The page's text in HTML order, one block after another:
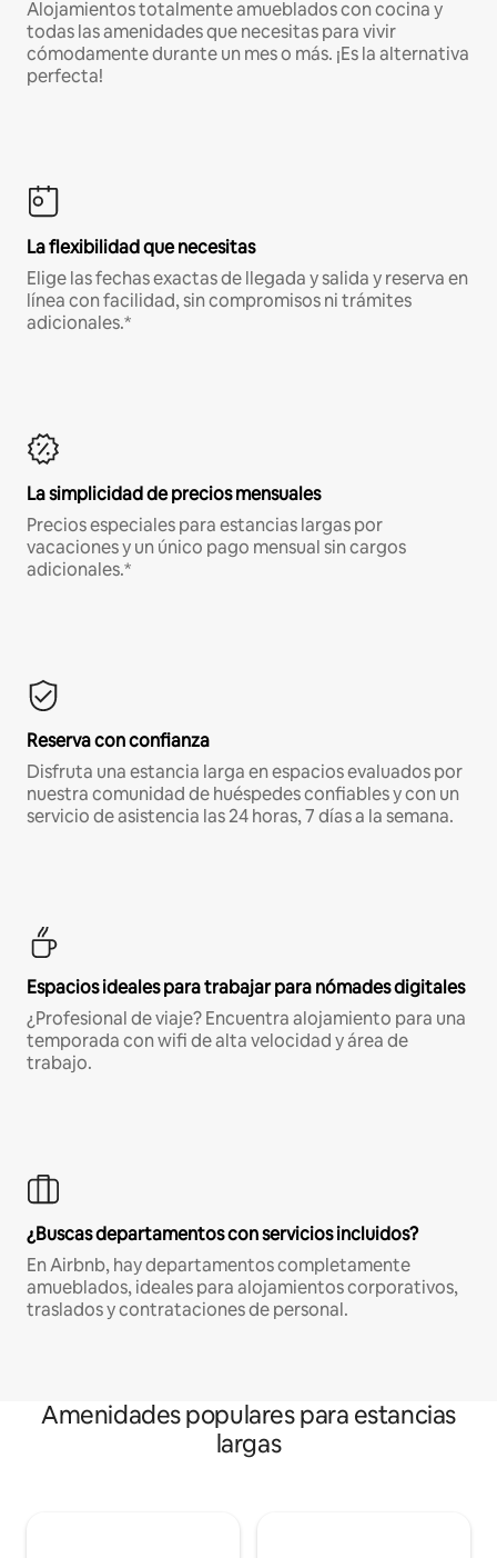
Alojamientos totalmente amueblados con cocina y
todas las amenidades que necesitas para vivir
cómodamente durante un mes o más. ¡Es la alternativa
perfecta!
La flexibilidad que necesitas
Elige las fechas exactas de llegada y salida y reserva en
línea con facilidad, sin compromisos ni trámites
adicionales.*
La simplicidad de precios mensuales
Precios especiales para estancias largas por
vacaciones y un único pago mensual sin cargos
adicionales.*
Reserva con confianza
Disfruta una estancia larga en espacios evaluados por
nuestra comunidad de huéspedes confiables y con un
servicio de asistencia las 24 horas, 7 días a la semana.
Espacios ideales para trabajar para nómades digitales
¿Profesional de viaje? Encuentra alojamiento para una
temporada con wifi de alta velocidad y área de
trabajo.
¿Buscas departamentos con servicios incluidos?
En Airbnb, hay departamentos completamente
amueblados, ideales para alojamientos corporativos,
traslados y contrataciones de personal.
Amenidades populares para estancias
largas